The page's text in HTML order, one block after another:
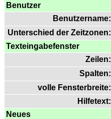
Benutzer
Benutzername:
Unterschied der Zeitzonen:
Texteingabefenster
Zeilen:
Spalten:
volle Fensterbreite:
Hilfetext:
Neues